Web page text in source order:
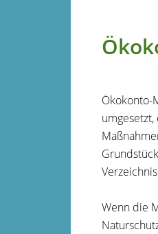
Ökokonto-
Wenn die